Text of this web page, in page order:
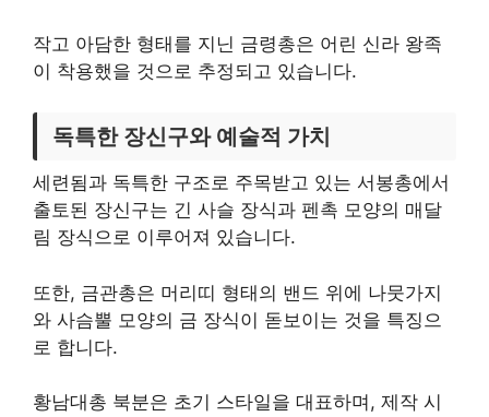
작고 아담한 형태를 지닌 금령총은 어린 신라 왕족
이 착용했을 것으로 추정되고 있습니다.
독특한 장신구와 예술적 가치
세련됨과 독특한 구조로 주목받고 있는 서봉총에서
출토된 장신구는 긴 사슬 장식과 펜촉 모양의 매달
림 장식으로 이루어져 있습니다.
또한, 금관총은 머리띠 형태의 밴드 위에 나뭇가지
와 사슴뿔 모양의 금 장식이 돋보이는 것을 특징으
로 합니다.
황남대총 북분은 초기 스타일을 대표하며, 제작 시